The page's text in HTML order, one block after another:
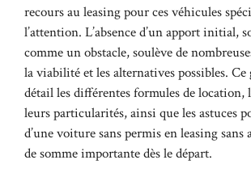
recours au leasing pour ces véhicules
l’attention. L’absence d’un apport initial,
comme un obstacle, soulève de
la viabilité et les alternatives possibles.
détail les différentes formules de location,
leurs particularités, ainsi que les astuces
d’une voiture sans permis en leasing sans
de somme importante dès le départ.